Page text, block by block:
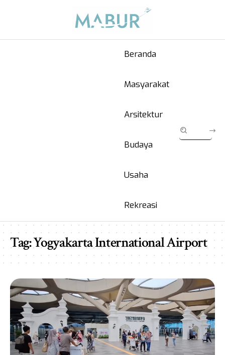
Beranda
Masyarakat
Arsitektur
Budaya
Usaha
Rekreasi
Tag:Yogyakarta International Airport